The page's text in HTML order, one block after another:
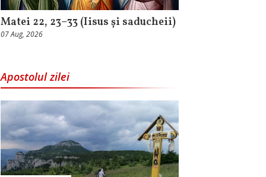
Matei 22, 23–33 (Iisus și saducheii)
07 Aug, 2026
Apostolul zilei